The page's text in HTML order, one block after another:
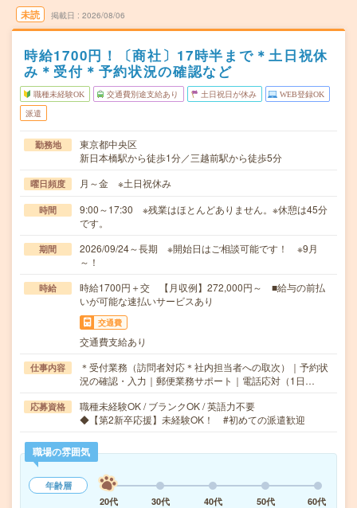
未読 掲載日 2026/08/06
時給1700円！〔商社〕17時半まで＊土日祝休
み＊受付＊予約状況の確認など
職種未経験OK 交通費別途支給あり 土日祝日が休み WEB登録OK
派遣
勤務地
東京都中央区
新日本橋駅から徒歩1分／三越前駅から徒歩5分
曜日頻度 月～金 ※土日祝休み
時間
9:00～17:30 ※残業はほとんどありません。※休憩は45分
です。
期間
2026/09/24～長期 ※開始日はご相談可能です！ ※9月
～！
時給
時給1700円＋交 【月収例】272,000円～ ■給与の前払
いが可能な速払いサービスあり
交通費
交通費支給あり
仕事内容
＊受付業務（訪問者対応＊社内担当者への取次）｜予約状
況の確認・入力｜郵便業務サポート｜電話応対（1日…
応募資格
職種未経験OK / ブランクOK / 英語力不要
◆【第2新卒応援】未経験OK！ #初めての派遣歓迎
職場の雰囲気
年齢層
20代
30代 40代 50代
60代